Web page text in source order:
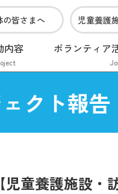
皆さまへ 児童養護
内容 ボランティア
クト報告
童養護施設・